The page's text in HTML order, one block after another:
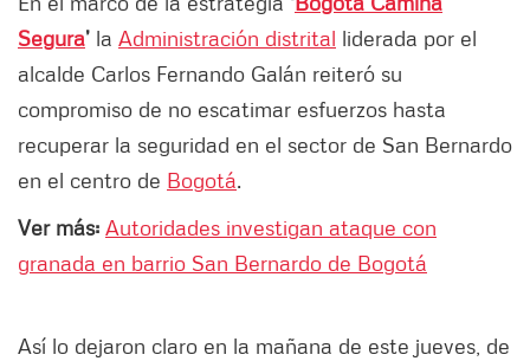
Segura’ la Administración distrital liderada por el
alcalde Carlos Fernando Galán reiteró su
compromiso de no escatimar esfuerzos hasta
recuperar la seguridad en el sector de San Bernardo
en el centro de Bogotá.
Ver más: Autoridades investigan ataque con
granada en barrio San Bernardo de Bogotá
Así lo dejaron claro en la mañana de este jueves, de